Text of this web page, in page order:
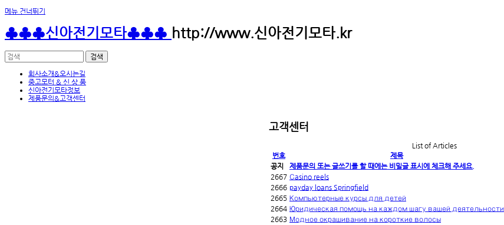
메뉴 건너뛰기
♣♣♣신아전기모타♣♣♣ http://www.신아전기모타.kr
회사소개&오시는길
중고모터 & 신 상 품
신아전기모타정보
제품문의&고객센터
고객센터
List of Articles
번호
제목
공지
제품문의 또는 글쓰기를 할 때에는 비밀글 표시에 체크해 주세요.
2667 Сasino reels
2666 payday loans Springfield
2665 Компьютерные курсы для детей
2664 Юридическая помощь на каждом шагу вашей деятельности
2663 Модное окрашивание на короткие волосы